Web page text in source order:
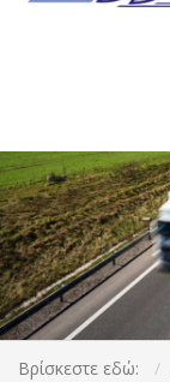
Βρίσκεστε εδώ: